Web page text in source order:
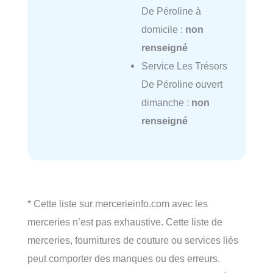
De Péroline à
domicile : non
renseigné
Service Les Trésors
De Péroline ouvert
dimanche : non
renseigné
* Cette liste sur mercerieinfo.com avec les
merceries n’est pas exhaustive. Cette liste de
merceries, fournitures de couture ou services liés
peut comporter des manques ou des erreurs.